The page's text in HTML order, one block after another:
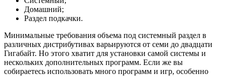
Домашний;
Раздел подкачки.
Минимальные требования объема под системный раздел в
различных дистрибутивах варьируются от семи до двадцати
Гигабайт. Но этого хватит для установки самой системы и
нескольких дополнительных программ. Если же вы
собираетесь использовать много программ и игр, особенно